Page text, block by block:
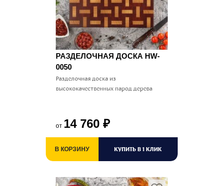
РАЗДЕЛОЧНАЯ ДОСКА HW-
0050
Разделочная доска из
высококачественных парод дерева
от 14 760 ₽
В КОРЗИНУ КУПИТЬ В 1 КЛИК